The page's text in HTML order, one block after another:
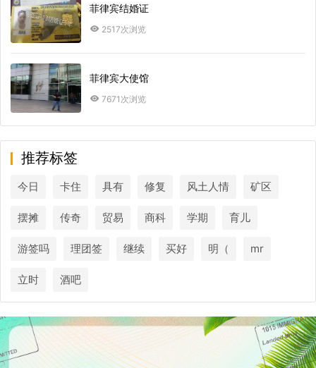
菲律宾结婚证
2517次浏览
菲律宾大使馆
7671次浏览
推荐标签
今日 卡住 具有 修复 风土人情 矿区
摆摊 传奇 贸易 商科 学期 育儿
游签吗 理团签 继续 买好 明（ mr
立时 酒吧